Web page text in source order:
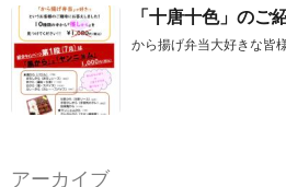
「十唐十色」のご
から揚げ弁当大好きな皆
アーカイブ